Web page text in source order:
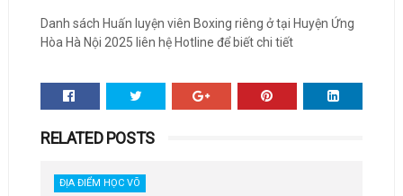
Danh sách Huấn luyện viên Boxing riêng ở tại Huyện Ứng
Hòa Hà Nội 2025 liên hệ Hotline để biết chi tiết
RELATED POSTS
ĐỊA ĐIỂM HỌC VÕ